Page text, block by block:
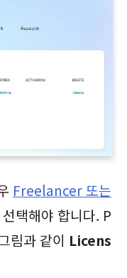
Freelancer 또는
택해야 합니다. P
림과 같이 Licens